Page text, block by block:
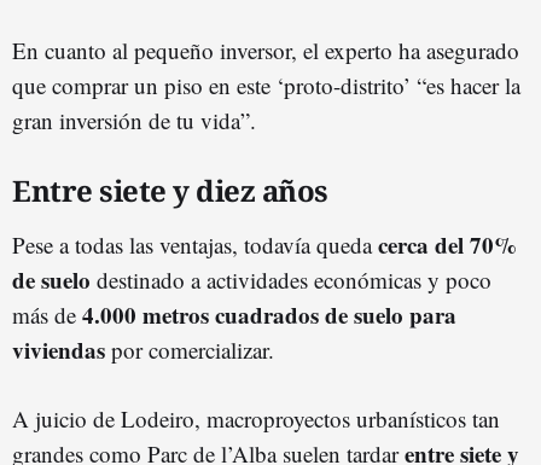
En cuanto al pequeño inversor, el experto ha asegurado
que comprar un piso en este ‘proto-distrito’ “es hacer la
gran inversión de tu vida”.
Entre siete y diez años
Pese a todas las ventajas, todavía quedacerca del 70%
de suelo destinado a actividades económicas y poco
más de 4.000 metros cuadrados de suelo para
viviendas por comercializar.
A juicio de Lodeiro, macroproyectos urbanísticos tan
grandes como Parc de l’Alba suelen tardarentre siete y